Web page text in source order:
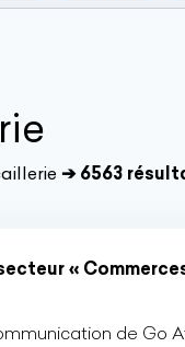
➔ 6563
«
de Go